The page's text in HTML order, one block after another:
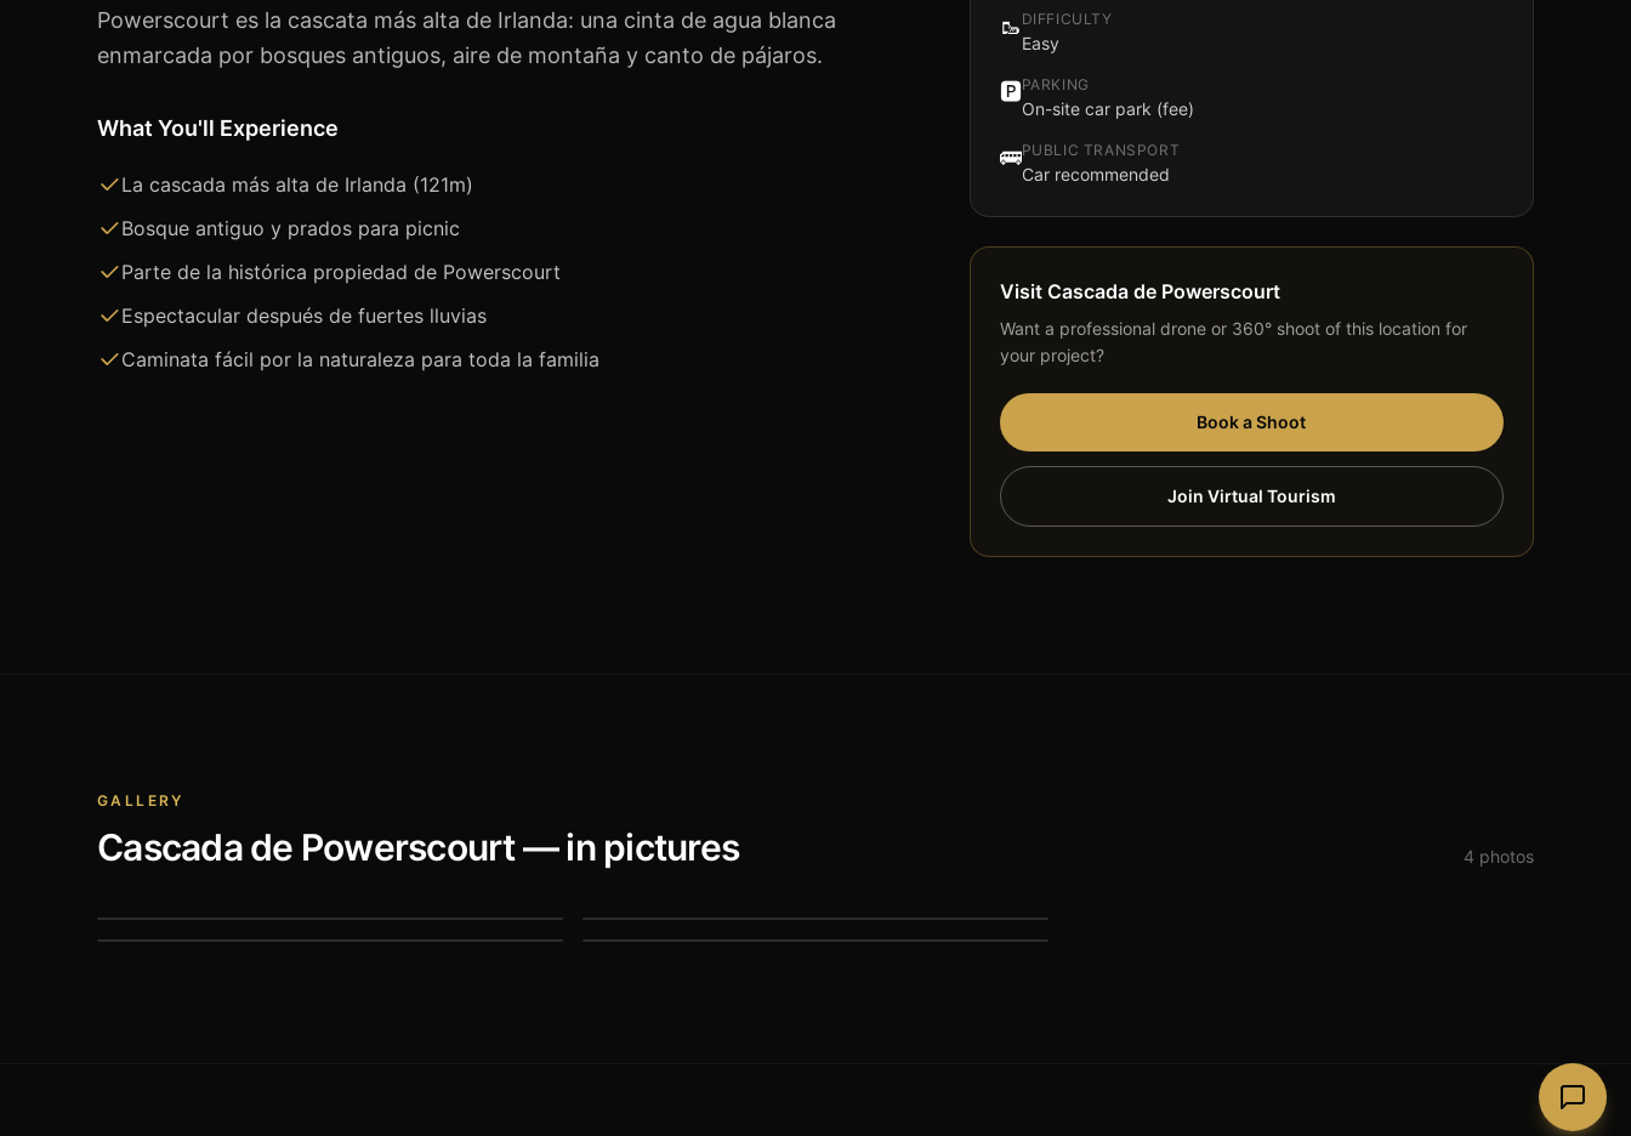
Powerscourt es la cascata más alta de Irlanda: una cinta de agua blanca
enmarcada por bosques antiguos, aire de montaña y canto de pájaros.
What You'll Experience
La cascada más alta de Irlanda (121m)
Bosque antiguo y prados para picnic
Parte de la histórica propiedad de Powerscourt
Espectacular después de fuertes lluvias
Caminata fácil por la naturaleza para toda la familia
🥾 DIFFICULTY
Easy
🅿️PARKING
On-site car park (fee)
🚌PUBLIC TRANSPORT
Car recommended
Visit Cascada de Powerscourt
Want a professional drone or 360° shoot of this location for
your project?
Book a Shoot
Join Virtual Tourism
GALLERY
Cascada de Powerscourt— in pictures 4 photos